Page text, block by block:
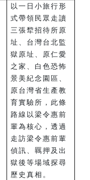
以一日小旅行形
式帶領民眾走讀
三張犂招待所原
址、台灣台北監
獄原址、原仁愛
之家、白色恐怖
景美紀念園區、
原台灣省生產教
育實驗所，此條
路線以梁令惠前
輩為核心，透過
走訪梁令惠前輩
偵訊、羈押及出
獄後等場域探尋
歷史真相。